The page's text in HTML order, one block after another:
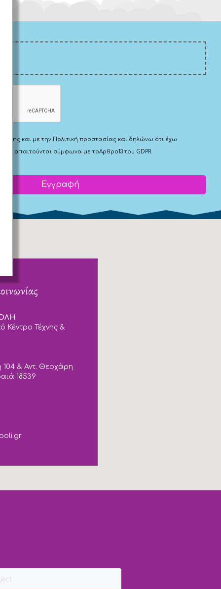
και με την Πολιτική προστασίας και δηλώνω ότι έχω
που απαιτούνται σύμφωνα με τοΑρθρο13 του GDPR.
Εγγραφή
Κέντρο Τέχνης &
104 & Αντ. Θεοχάρη
18539